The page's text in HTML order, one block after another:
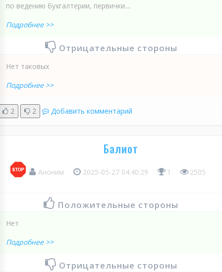
по ведению бухгалтерии, первички....
Подробнее >>
Отрицательные стороны
Нет таковых
Подробнее >>
2 2 Добавить комментарий
Балиот
Аноним 2025-05-27 04:40:29 1 2505
Положительные стороны
Нет
Подробнее >>
Отрицательные стороны